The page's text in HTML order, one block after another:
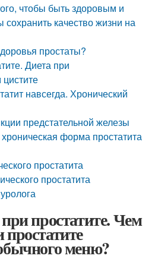
чтобы быть здоровым и
сохранить качество жизни на
простаты?
Диета при
навсегда. Хронический
предстательной железы
форма простатита
простатита
простатита
простатите. Чем
меню?